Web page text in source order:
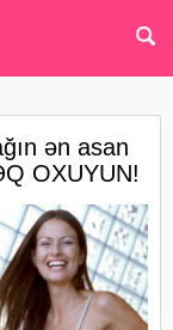
ən asan
OXUYUN!